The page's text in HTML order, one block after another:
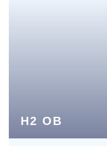
H2 OB